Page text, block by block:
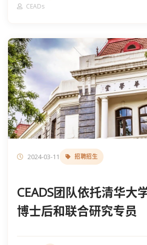
CEADs
2024-03-11 招聘招生
CEADS团队依托清华大
博士后和联合研究专员